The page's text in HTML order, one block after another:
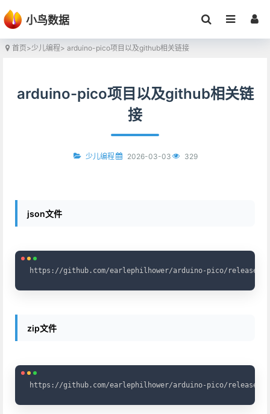
小鸟数据
首页>少儿编程> arduino-pico项目以及github相关链接
arduino-pico项目以及github相关链
接
少儿编程 2026-03-03 329
json文件
https://github.com/earlephilhower/arduino-pico/releases/
zip文件
https://github.com/earlephilhower/arduino-pico/releases/